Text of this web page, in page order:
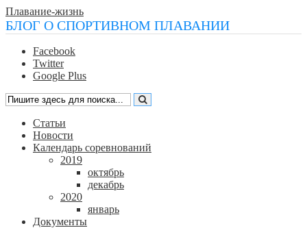
Плавание-жизнь
БЛОГ О СПОРТИВНОМ ПЛАВАНИИ
Facebook
Twitter
Google Plus
Статьи
Новости
Календарь соревнований
2019
октябрь
декабрь
2020
январь
Документы